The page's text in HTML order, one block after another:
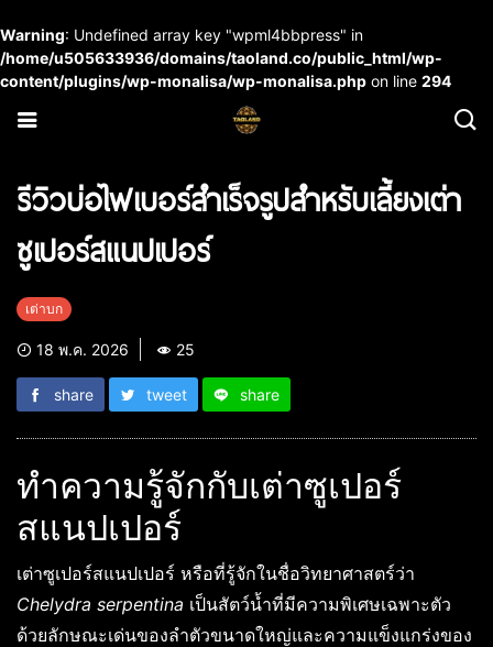
Warning: Undefined array key "wpml4bbpress" in
/home/u505633936/domains/taoland.co/public_html/wp-
content/plugins/wp-monalisa/wp-monalisa.php on line 294
รีวิวบ่อไฟเบอร์สำเร็จรูปสำหรับเลี้ยงเต่า
ซูเปอร์สแนปเปอร์
เต่าบก
18 พ.ค. 2026 25
share tweet share
ทำความรู้จักกับเต่าซูเปอร์
สแนปเปอร์
เต่าซูเปอร์สแนปเปอร์ หรือที่รู้จักในชื่อวิทยาศาสตร์ว่า
Chelydra serpentina เป็นสัตว์น้ำที่มีความพิเศษเฉพาะตัว
ด้วยลักษณะเด่นของลำตัวขนาดใหญ่และความแข็งแกร่งของ